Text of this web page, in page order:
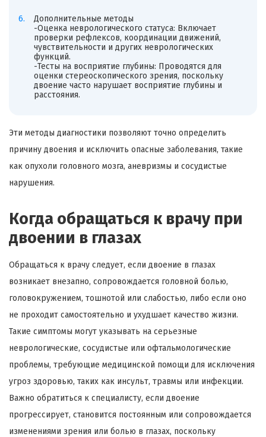
Дополнительные методы
-Оценка неврологического статуса: Включает
проверки рефлексов, координации движений,
чувствительности и других неврологических
функций.
-Тесты на восприятие глубины: Проводятся для
оценки стереоскопического зрения, поскольку
двоение часто нарушает восприятие глубины и
расстояния.
Эти методы диагностики позволяют точно определить
причину двоения и исключить опасные заболевания, такие
как опухоли головного мозга, аневризмы и сосудистые
нарушения.
Когда обращаться к врачу при
двоении в глазах
Обращаться к врачу следует, если двоение в глазах
возникает внезапно, сопровождается головной болью,
головокружением, тошнотой или слабостью, либо если оно
не проходит самостоятельно и ухудшает качество жизни.
Такие симптомы могут указывать на серьезные
неврологические, сосудистые или офтальмологические
проблемы, требующие медицинской помощи для исключения
угроз здоровью, таких как инсульт, травмы или инфекции.
Важно обратиться к специалисту, если двоение
прогрессирует, становится постоянным или сопровождается
изменениями зрения или болью в глазах, поскольку